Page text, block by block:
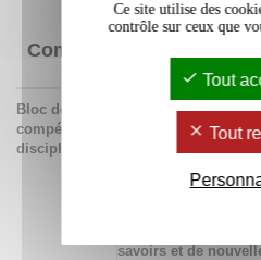
Compétences
Bloc de
compétences
disciplinaires
532 Savoir
ouvrage
savoirs et de
Ce site utilise des
contrôle sur ceux que
Tout
Tout